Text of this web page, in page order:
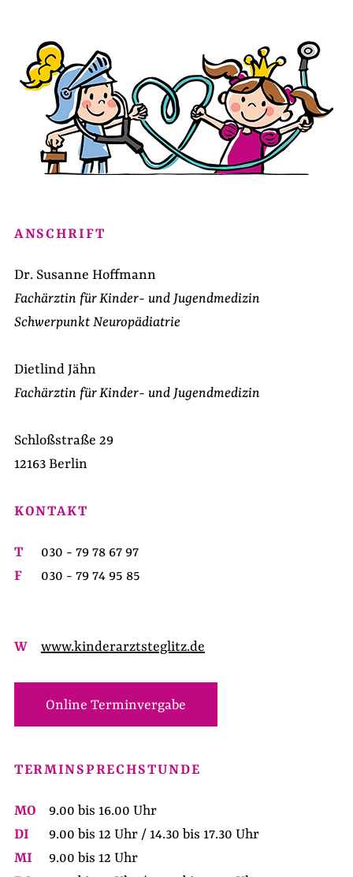
ANSCHRIFT
Dr. Susanne Hoffmann
Fachärztin für Kinder- und Jugendmedizin
Schwerpunkt Neuropädiatrie
Dietlind Jähn
Fachärztin für Kinder- und Jugendmedizin
Schloßstraße 29
12163 Berlin
KONTAKT
T
030 - 79 78 67 97
F
030 - 79 74 95 85
W www.kinderarztsteglitz.de
Online Terminvergabe
TERMINSPRECHSTUNDE
MO
9.00 bis 16.00 Uhr
DI
9.00 bis 12 Uhr / 14.30 bis 17.30 Uhr
MI
9.00 bis 12 Uhr